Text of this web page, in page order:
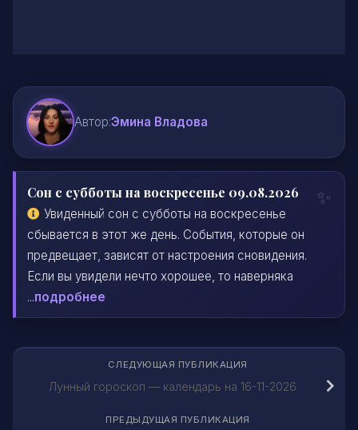
Автор:Эмина Владова
Сон с субботы на воскресенье 09.08.2026
Увиденный сон с субботы на воскресенье
сбывается в этот же день. События, которые он
предвещает, зависят от настроения сновидения.
Если вы увидели нечто хорошее, то наверняка
...подробнее
СЛЕДУЮЩАЯ ПУБЛИКАЦИЯ
Лунный гороскоп — календарь на 16-11-2026
ПРЕДЫДУЩАЯ ПУБЛИКАЦИЯ